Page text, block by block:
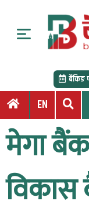
o
बैंकिङ
EN
मेगा